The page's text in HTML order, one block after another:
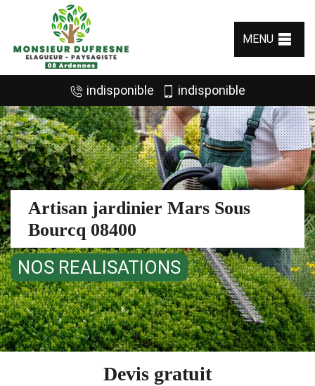
MENU
indisponible indisponible
Artisan jardinier Mars Sous
Bourcq 08400
NOS REALISATIONS
Devis gratuit